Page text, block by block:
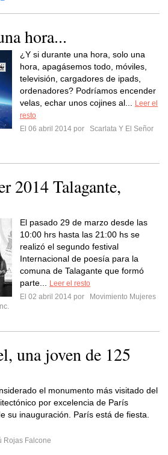
hora...
¿Y si durante una hora, solo una
hora, apagásemos todo, móviles,
televisión, cargadores de ipads,
ordenadores? Podríamos encender
velas, echar unos cojines al...
Leer el
resto
El 06 abril 2014 por
Scarlata Y El Señor
2014 Talagante,
El pasado 29 de marzo desde las
10:00 hrs hasta las 21:00 hs se
realizó el segundo festival
Internacional de poesía para la
comuna de Talagante que formó
parte...
Leer el resto
El 02 abril 2014 por
Movimiento Mujeres
una joven de 125
el monumento más visitado del
por excelencia de París
su inauguración. París está de fiesta.
Rojas Falcone